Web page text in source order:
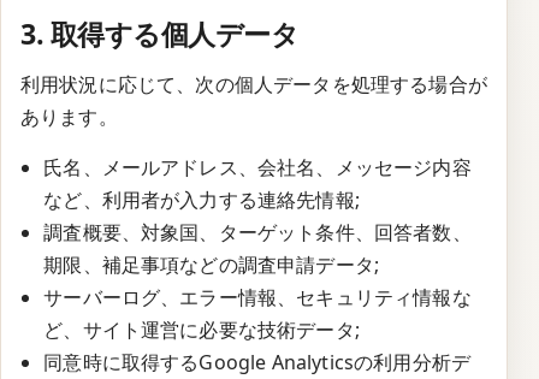
3. 取得する個人データ
利用状況に応じて、次の個人データを処理する場合が
あります。
氏名、メールアドレス、会社名、メッセージ内容
など、利用者が入力する連絡先情報;
調査概要、対象国、ターゲット条件、回答者数、
期限、補足事項などの調査申請データ;
サーバーログ、エラー情報、セキュリティ情報な
ど、サイト運営に必要な技術データ;
同意時に取得するGoogle Analyticsの利用分析デ